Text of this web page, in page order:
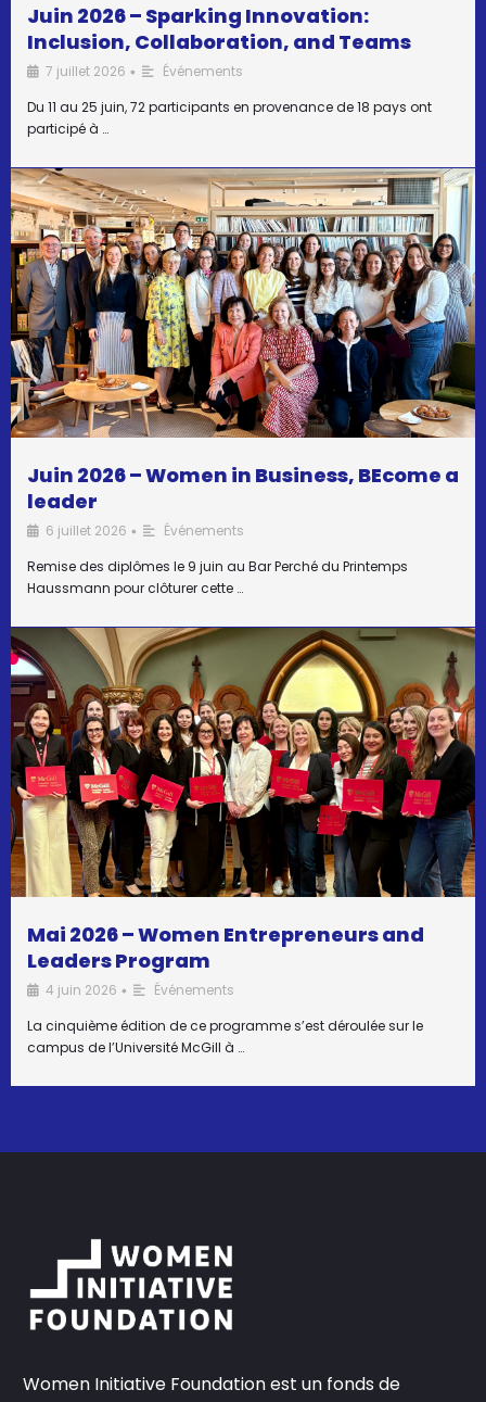
Juin 2026 – Sparking Innovation:
Inclusion, Collaboration, and Teams
7 juillet 2026 •
Événements
Du 11 au 25 juin, 72 participants en provenance de 18 pays ont
participé à …
Juin 2026 – Women in Business, BEcome a
leader
6 juillet 2026 •
Événements
Remise des diplômes le 9 juin au Bar Perché du Printemps
Haussmann pour clôturer cette …
Mai 2026 – Women Entrepreneurs and
Leaders Program
4 juin 2026 •
Événements
La cinquième édition de ce programme s’est déroulée sur le
campus de l’Université McGill à …
Women Initiative Foundation est un fonds de